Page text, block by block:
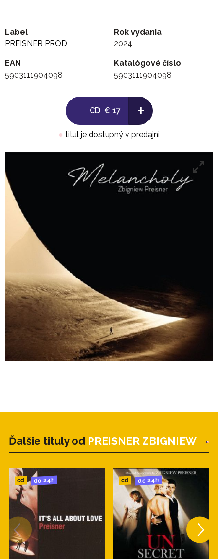
Label
PREISNER PROD
Rok vydania
2024
EAN
5903111904098
Katalógové číslo
5903111904098
CD € 17 +
● titul je dostupný v predajni
Ďalšie tituly od PREISNER ZBIGNIEW
cd do 24h cd do 24h